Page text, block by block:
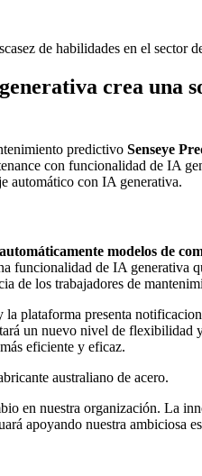
crea una
predictivo Senseye
con funcionalidad de IA
automático con IA generativa.
modelos de
funcionalidad de IA generativa
de los trabajadores de
plataforma presenta
un nuevo nivel de
eficiente y eficaz.
australiano de acero.
en nuestra organización. La
apoyando nuestra ambiciosa